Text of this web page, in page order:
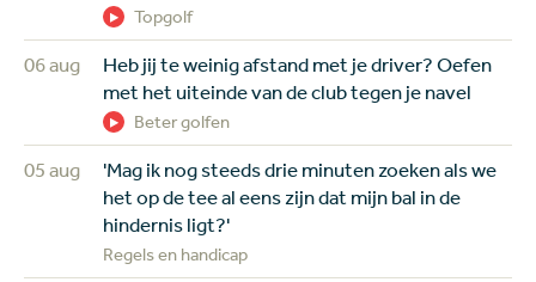
Topgolf
06 aug
Heb jij te weinig afstand met je driver? Oefen
met het uiteinde van de club tegen je navel
Beter golfen
05 aug
'Mag ik nog steeds drie minuten zoeken als we
het op de tee al eens zijn dat mijn bal in de
hindernis ligt?'
Regels en handicap